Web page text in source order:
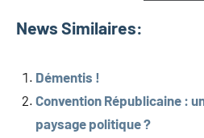
News Similaires:
Démentis !
Convention Républicaine :
paysage politique ?